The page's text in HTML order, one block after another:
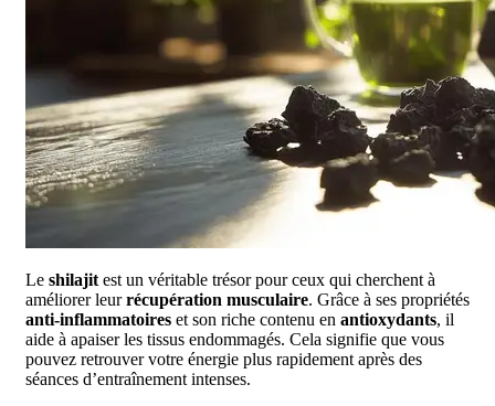
Le shilajit est un véritable trésor pour ceux qui cherchent à
améliorer leurrécupération musculaire. Grâce à ses propriétés
anti-inflammatoires et son riche contenu en antioxydants, il
aide à apaiser les tissus endommagés. Cela signifie que vous
pouvez retrouver votre énergie plus rapidement après des
séances d’entraînement intenses.